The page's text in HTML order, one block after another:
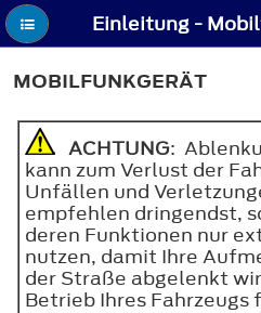
Einleitung -
MOBILFUNKGERÄT
ACHTUNG:
kann zum Verlust der
Unfällen und
empfehlen dringendst,
deren Funktionen nur
nutzen, damit Ihre
der Straße abgelenkt
Betrieb Ihres